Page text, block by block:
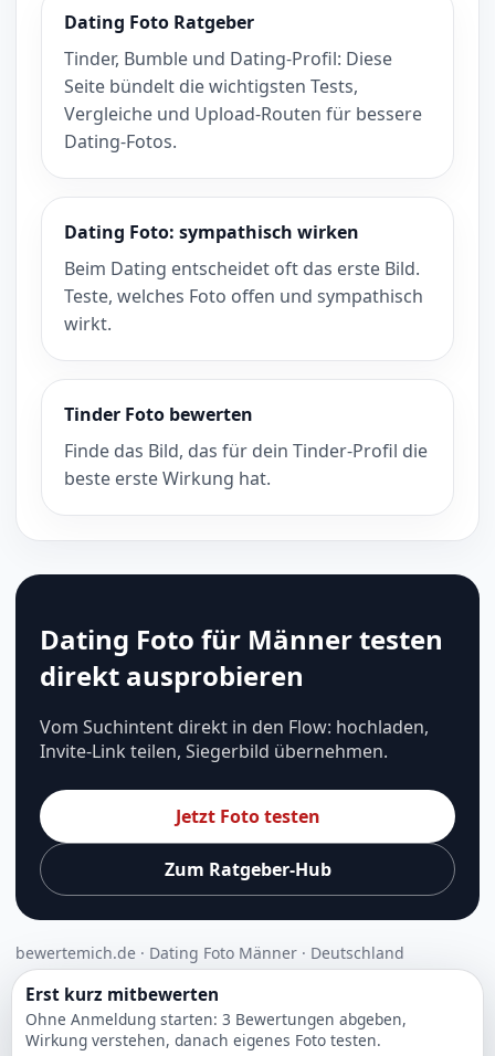
Dating Foto Ratgeber
Tinder, Bumble und Dating-Profil: Diese
Seite bündelt die wichtigsten Tests,
Vergleiche und Upload-Routen für bessere
Dating-Fotos.
Dating Foto: sympathisch wirken
Beim Dating entscheidet oft das erste Bild.
Teste, welches Foto offen und sympathisch
wirkt.
Tinder Foto bewerten
Finde das Bild, das für dein Tinder-Profil die
beste erste Wirkung hat.
Dating Foto für Männer testen
direkt ausprobieren
Vom Suchintent direkt in den Flow: hochladen,
Invite-Link teilen, Siegerbild übernehmen.
Jetzt Foto testen
Zum Ratgeber-Hub
bewertemich.de · Dating Foto Männer · Deutschland
Erst kurz mitbewerten
Ohne Anmeldung starten: 3 Bewertungen abgeben,
Wirkung verstehen, danach eigenes Foto testen.